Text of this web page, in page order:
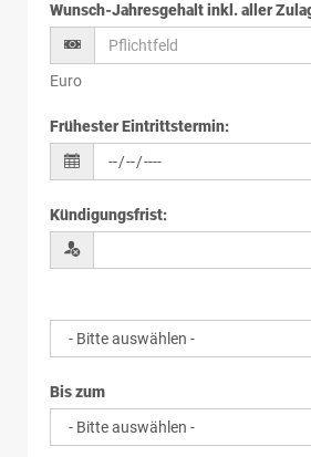
Wunsch-Jahresgehalt inkl. aller
Euro
Frühester Eintrittstermin:
Kündigungsfrist:
Bis zum